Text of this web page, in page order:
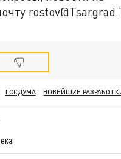
ГОСДУМА НОВЕЙШИЕ